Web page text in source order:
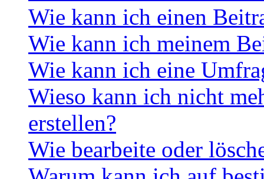
Wie kann ich einen
Wie kann ich meinem
Wie kann ich eine
Wieso kann ich nicht
erstellen?
Wie bearbeite oder